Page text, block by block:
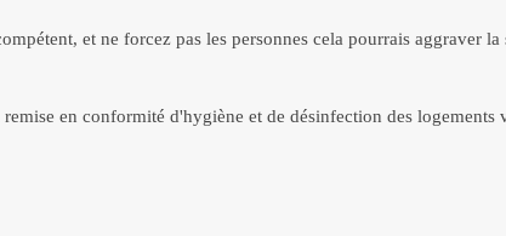
et ne forcez pas les personnes cela pourrais aggraver la
en conformité d'hygiène et de désinfection des logements